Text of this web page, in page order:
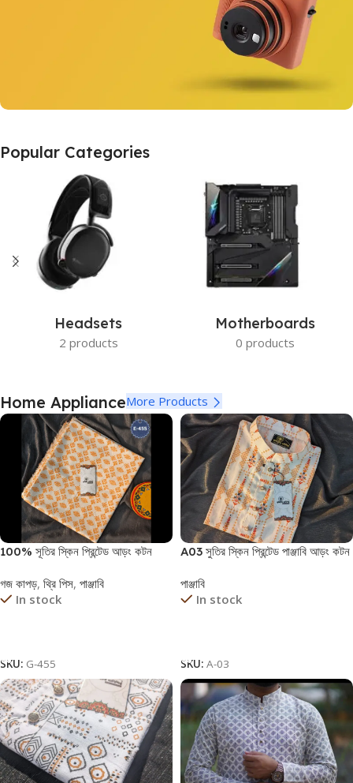
Instant Cameras
Get photo paper as a gift
View Details
Popular Categories
Headsets
2 products
Motherboards
0 products
Home ApplianceMore Products
100% সূতির স্কিন প্রিন্টেড আড়ং কটন
গজ কাপড়, থ্রি পিস, পাঞ্জাবি
In stock
SKU: G-455
A03 সুতির স্কিন প্রিন্টেড পাঞ্জাবি আড়ং কটন
পাঞ্জাবি
In stock
SKU: A-03